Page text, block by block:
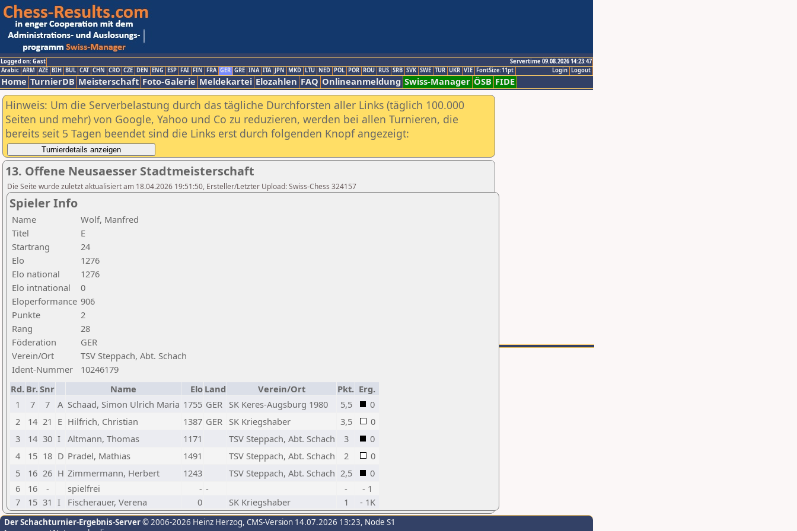
Logged on: Gast
Servertime 09.08.2026 14:23:47
Logout
Login
Arabic ARM AZE BIH BUL CAT CHN CRO CZE DEN ENG ESP FAI FIN FRA GER GRE INA ITA JPN MKD LTU NED POL POR ROU RUS SRB SVK SWE TUR UKR VIE FontSize:11pt
Home TurnierDB Meisterschaft Foto-Galerie Meldekartei Elozahlen FAQ Onlineanmeldung Swiss-Manager ÖSB FIDE
Hinweis: Um die Serverbelastung durch das tägliche Durchforsten aller Links (täglich 100.000
Seiten und mehr) von Google, Yahoo und Co zu reduzieren, werden bei allen Turnieren, die
bereits seit 5 Tagen beendet sind die Links erst durch folgenden Knopf angezeigt:
13. Offene Neusaesser Stadtmeisterschaft
Die Seite wurde zuletzt aktualisiert am 18.04.2026 19:51:50, Ersteller/Letzter Upload: Swiss-Chess 324157
Spieler Info
Name
Wolf, Manfred
Titel
E
Startrang
24
Elo
1276
Elo national
1276
Elo intnational
0
Eloperformance 906
Punkte
2
Rang
28
Föderation
GER
Verein/Ort
TSV Steppach, Abt. Schach
Ident-Nummer
10246179
Rd. Br.Snr Name Elo Land Verein/Ort Pkt. Erg.
1
7 7 A Schaad, Simon Ulrich Maria 1755 GER SK Keres-Augsburg 1980 5,5
0
2
14 21 E Hilfrich, Christian 1387 GER SK Kriegshaber 3,5
0
3
14 30 I Altmann, Thomas 1171 TSV Steppach, Abt. Schach 3
0
4
15 18 D Pradel, Mathias 1491 TSV Steppach, Abt. Schach 2
0
5
16 26 H Zimmermann, Herbert 1243 TSV Steppach, Abt. Schach 2,5
0
6
16 - spielfrei - - -
- 1
7
15 31 I Fischerauer, Verena 0 SK Kriegshaber 1 - 1K
Der Schachturnier-Ergebnis-Server© 2006-2026 Heinz Herzog, CMS-Version 14.07.2026 13:23, Node S1